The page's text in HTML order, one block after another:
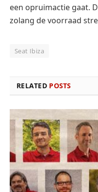
een opruimactie gaat.
zolang de voorraad
Seat Ibiza
RELATED POSTS